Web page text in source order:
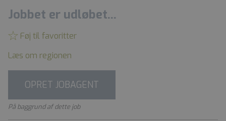
Jobbet er udløbet...
Føj til favoritter
Læs om regionen
OPRET JOBAGENT
På baggrund af dette job